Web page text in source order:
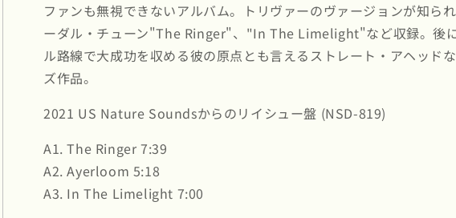
ら
す
や
す
ファンも無視できないアルバム。トリヴァーのヴァージョンが知ら
ーダル・チューン"The Ringer"、"In The Limelight"など収録。後
ル路線で大成功を収める彼の原点とも言えるストレート・アヘッド
ズ作品。
2021 US Nature Soundsからのリイシュー盤 (NSD-819)
A1. The Ringer 7:39
A2. Ayerloom 5:18
A3. In The Limelight 7:00